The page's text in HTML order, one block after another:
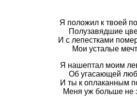
Я положил к твоей
Полузавядшие
И с лепестками
Мои усталые
Я нашептал моим
Об угасающей
И ты к оплаканным
Меня уж больше не